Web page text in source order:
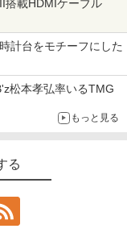
搭載HDMIケーブル
計台をモチーフにした
松本孝弘率いるTMG
もっと見る
る